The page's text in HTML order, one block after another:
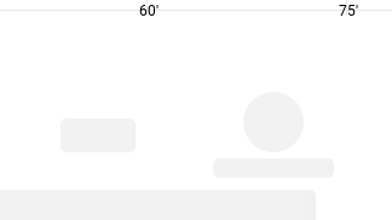
60' 75'